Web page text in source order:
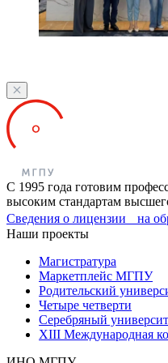
С 1995 года готовим
высоким стандартам
Сведения о лицензии на
Наши проекты
Магистратура
Маркетплейс МГПУ
Родительский
Четыре четверти
Серебряный
XIII Международная